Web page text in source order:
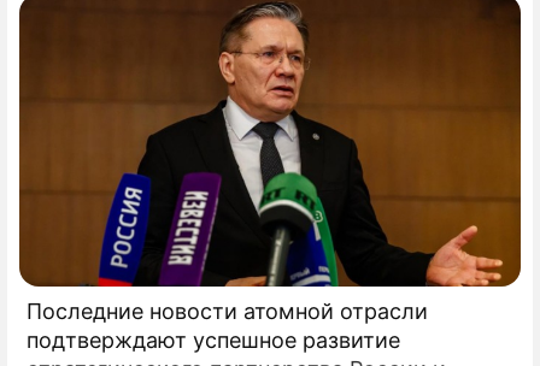
Последние новости атомной отрасли
подтверждают успешное развитие